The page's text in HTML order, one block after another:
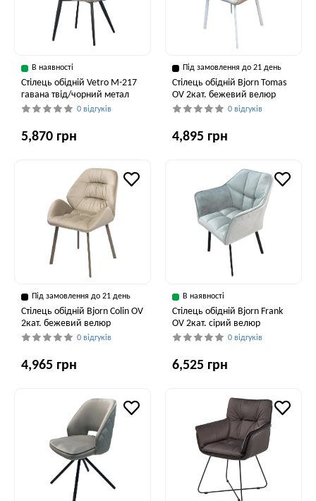
В наявності
Стілець обідній Vetro M-217
гавана твід/чорний метал
0 відгуків
5,870 грн
Під замовлення до 21 день
Стілець обідній Bjorn Tomas
OV 2кат. бежевий велюр
0 відгуків
4,895 грн
Під замовлення до 21 день
Стілець обідній Bjorn Colin OV
2кат. бежевий велюр
0 відгуків
4,965 грн
В наявності
Стілець обідній Bjorn Frank
OV 2кат. сірий велюр
0 відгуків
6,525 грн